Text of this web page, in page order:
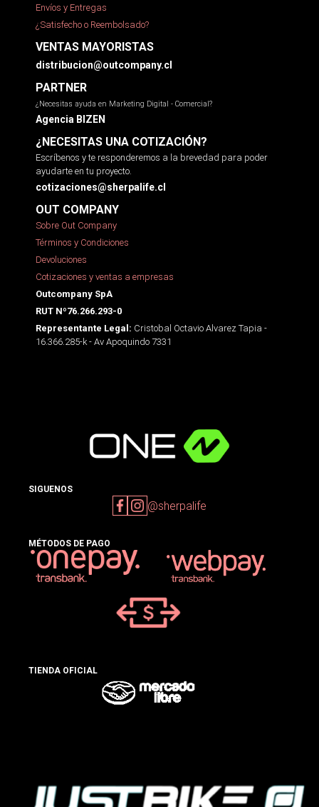
Envíos y Entregas
¿Satisfecho o Reembolsado?
VENTAS MAYORISTAS
distribucion@outcompany.cl
PARTNER
¿Necesitas ayuda en Marketing Digital - Comercial?
Agencia BIZEN
¿NECESITAS UNA COTIZACIÓN?
Escríbenos y te responderemos a la brevedad para poder
ayudarte en tu proyecto.
cotizaciones@sherpalife.cl
OUT COMPANY
Sobre Out Company
Términos y Condiciones
Devoluciones
Cotizaciones y ventas a empresas
Outcompany SpA
RUT Nº76.266.293-0
Representante Legal: Cristobal Octavio Alvarez Tapia -
16.366.285-k - Av Apoquindo 7331
SIGUENOS
@sherpalife
MÉTODOS DE PAGO
TIENDA OFICIAL